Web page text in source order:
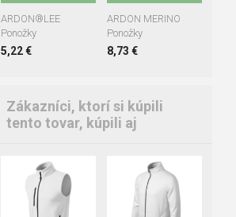
ARDON®LEE
Ponožky
5,22 €
ARDON MERINO
Ponožky
8,73 €
Zákazníci, ktorí si kúpili
tento tovar, kúpili aj
S M
2XL
M L
2XL